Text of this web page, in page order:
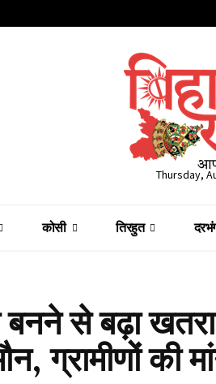
Thursday,
कोसी तिरहुत
से बढ़ा
ग्रामीणों की